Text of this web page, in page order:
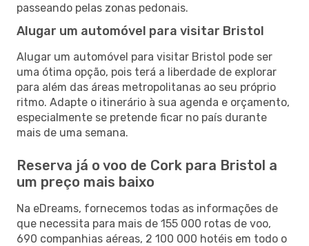
passeando pelas zonas pedonais.
Alugar um automóvel para visitar Bristol
Alugar um automóvel para visitar Bristol pode ser
uma ótima opção, pois terá a liberdade de explorar
para além das áreas metropolitanas ao seu próprio
ritmo. Adapte o itinerário à sua agenda e orçamento,
especialmente se pretende ficar no país durante
mais de uma semana.
Reserva já o voo de Cork para Bristol a
um preço mais baixo
Na eDreams, fornecemos todas as informações de
que necessita para mais de 155 000 rotas de voo,
690 companhias aéreas, 2 100 000 hotéis em todo o